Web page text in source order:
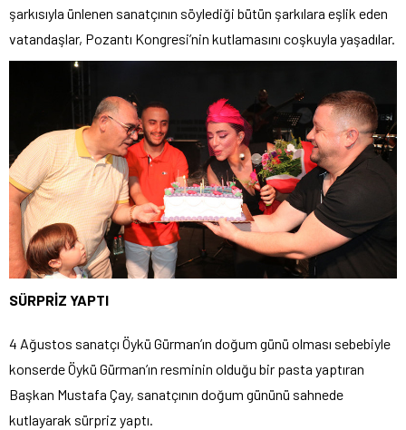
şarkısıyla ünlenen sanatçının söylediği bütün şarkılara eşlik eden
vatandaşlar, Pozantı Kongresi’nin kutlamasını coşkuyla yaşadılar.
SÜRPRİZ YAPTI
4 Ağustos sanatçı Öykü Gürman’ın doğum günü olması sebebiyle
konserde Öykü Gürman’ın resminin olduğu bir pasta yaptıran
Başkan Mustafa Çay, sanatçının doğum gününü sahnede
kutlayarak sürpriz yaptı.